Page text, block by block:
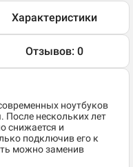
Характеристики
Отзывов: 0
ноутбуков
нескольких лет
снижается и
подключив его к
можно заменив